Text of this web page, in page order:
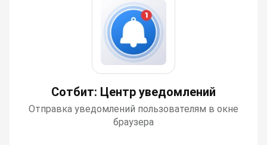
Сотбит: Центр уведомлений
Отправка уведомлений пользователям в окне
браузера